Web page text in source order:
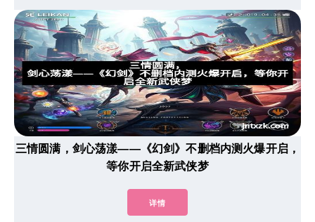
三情圆满，剑心荡漾——《幻剑》不删档内测火爆开启，
等你开启全新武侠梦
详情